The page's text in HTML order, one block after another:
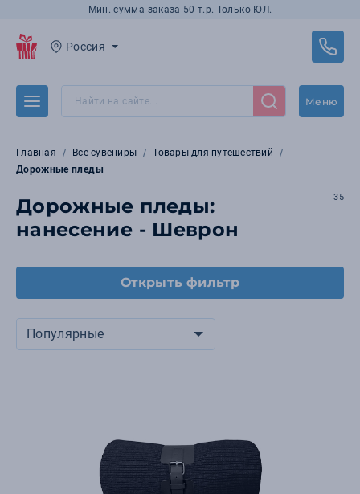
Мин. сумма заказа 50 т.р. Только ЮЛ.
Россия
Меню
Главная Все сувениры
Товары для путешествий
Дорожные пледы
Дорожные пледы:
нанесение - Шеврон
35
Открыть фильтр
Популярные